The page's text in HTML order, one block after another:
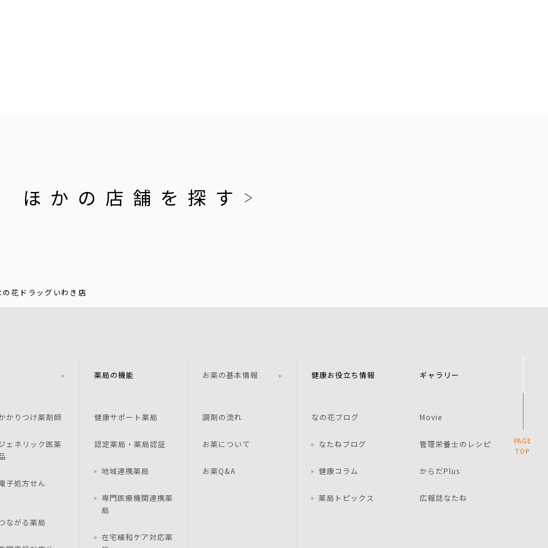
ほかの店舗を探す
の花ドラッグいわき店
かりつけ薬剤師
ェネリック医薬
子処方せん
ながる薬局
薬局の機能
健康サポート薬局
認定薬局・薬局認証
地域連携薬局
専門医療機関連携薬
局
在宅緩和ケア対応薬
お薬の基本情報
調剤の流れ
お薬について
お薬Q&A
健康お役立ち情報
なの花ブログ
なたねブログ
健康コラム
薬局トピックス
ギャラリー
Movie
管理栄養士のレシピ
からだPlus
広報誌なたね
PAGE
TOP